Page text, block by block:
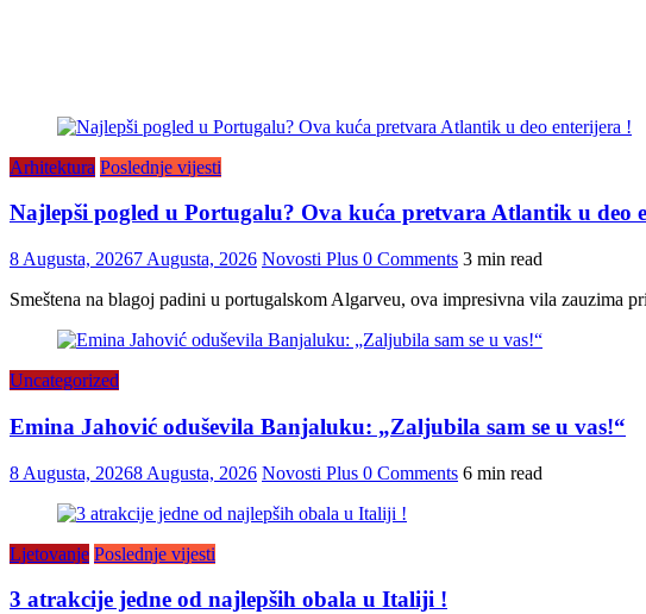
Arhitektura Poslednje vijesti
Najlepši pogled u Portugalu? Ova kuća pretvara Atlantik u deo
8 Augusta, 20267 Augusta, 2026 Novosti Plus 0 Comments 3 min read
Smeštena na blagoj padini u portugalskom Algarveu, ova impresivna vila zauzima
Uncategorized
Emina Jahović oduševila Banjaluku: „Zaljubila sam se u vas!“
8 Augusta, 20268 Augusta, 2026 Novosti Plus 0 Comments 6 min read
Ljetovanje Poslednje vijesti
3 atrakcije jedne od najlepših obala u Italiji !